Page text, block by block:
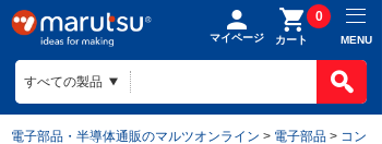
マイページ カート
0
MENU
電子部品・半導体通販のマルツオンライン > 電子部品 > コン